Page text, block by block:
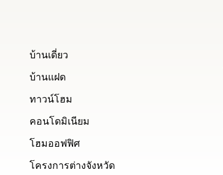
บ้านเดี่ยว
บ้านแฝด
ทาวน์โฮม
คอนโดมิเนียม
โฮมออฟฟิศ
โครงการต่างจังหวัด